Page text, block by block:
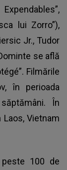
lui Zorro”),
Jr., Tudor
se află
Filmările
în perioada
În
Vietnam
100 de